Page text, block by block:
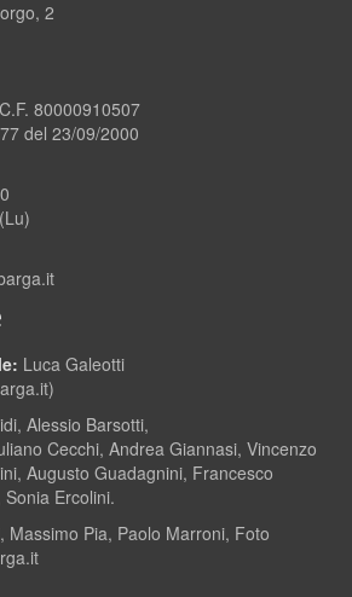
2
80000910507
del 23/09/2000
Luca Galeotti
)
Alessio Barsotti,
Cecchi, Andrea Giannasi, Vincenzo
Augusto Guadagnini, Francesco
Ercolini.
Massimo Pia, Paolo Marroni, Foto